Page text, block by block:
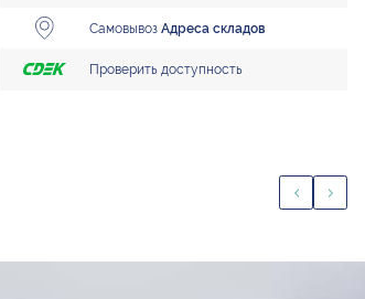
СамовывозАдреса складов
Проверить доступность